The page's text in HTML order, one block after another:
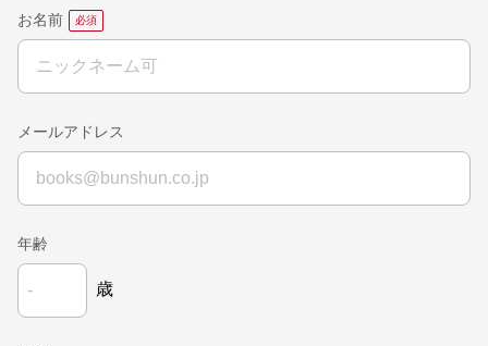
お名前
メールアドレス
年齢
歳